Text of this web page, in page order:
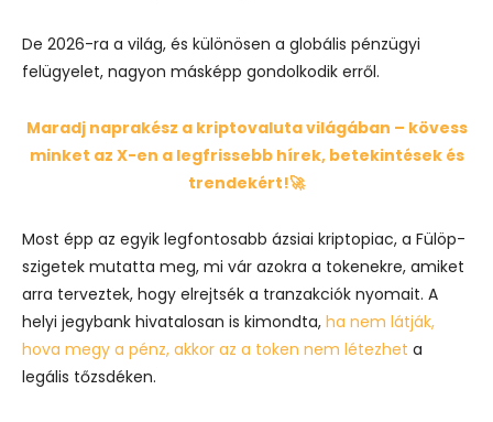
De 2026-ra a világ, és különösen a globális pénzügyi
felügyelet, nagyon másképp gondolkodik erről.
Maradj naprakész a kriptovaluta világában – kövess
minket az X-en a legfrissebb hírek, betekintések és
trendekért!🚀
Most épp az egyik legfontosabb ázsiai kriptopiac, a Fülöp-
szigetek mutatta meg, mi vár azokra a tokenekre, amiket
arra terveztek, hogy elrejtsék a tranzakciók nyomait. A
helyi jegybank hivatalosan is kimondta, ha nem látják,
hova megy a pénz, akkor az a token nem létezhet a
legális tőzsdéken.